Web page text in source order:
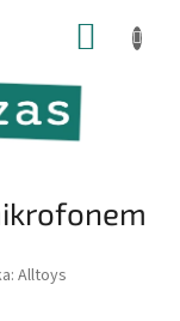
Alltoys